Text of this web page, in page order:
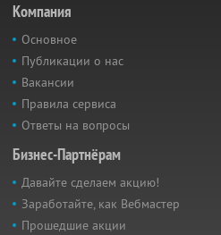
Компания
Основное
Публикации о нас
Вакансии
Правила сервиса
Ответы на вопросы
Бизнес-Партнёрам
Давайте сделаем акцию!
Заработайте, как Вебмастер
Прошедшие акции